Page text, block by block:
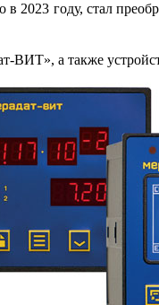
2023 го­ду, стал
ВИТ», а также